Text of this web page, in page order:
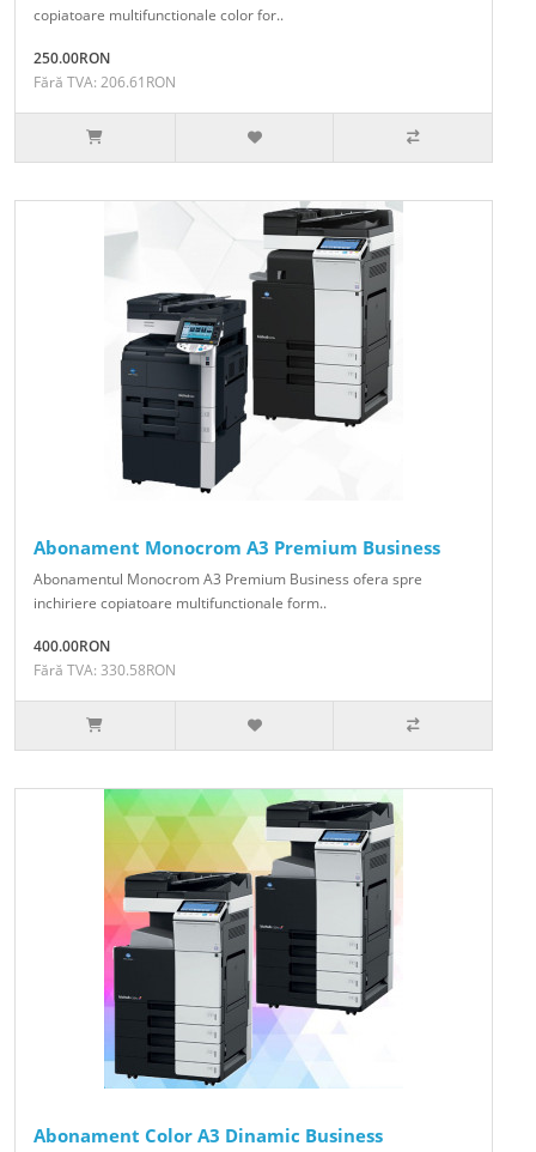
copiatoare multifunctionale color for..
250.00RON
Fără TVA: 206.61RON
Abonament Monocrom A3 Premium Business
Abonamentul Monocrom A3 Premium Business ofera spre
inchiriere copiatoare multifunctionale form..
400.00RON
Fără TVA: 330.58RON
Abonament Color A3 Dinamic Business